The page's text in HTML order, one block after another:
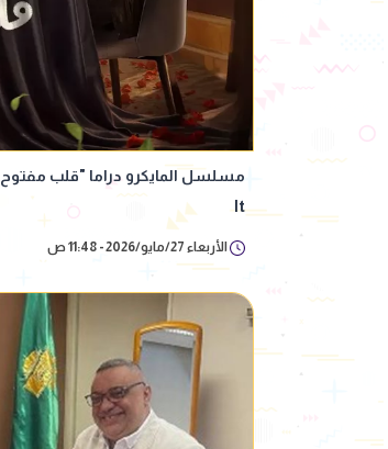
It
الأربعاء 27/مايو/2026 - 11:48 ص